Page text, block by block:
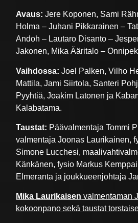
Avaus:Jere Koponen, Sami
Holma – Juhani Pikkarainen –
Andoh – Lautaro Disanto –
Jakonen, Mika Ääritalo –
Vaihdossa: Joel Palken, Vilho
Mattila, Jami Siirtola, Santeri
Pyyhtiä, Joakim Latonen ja
Kalabatama.
Taustat: Päävalmentaja Tommi
valmentaja Joonas Laurikainen,
Simone Lucchesi,
Känkänen, fysio Markus
Elmeranta ja joukkueenjohtaja
Mika Laurikaisen valmentaman
kokoonpano sekä taustat